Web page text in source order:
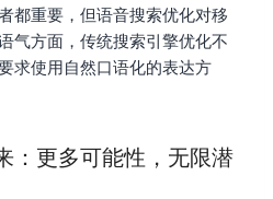
都重要，但语音搜索优化对移
气方面，传统搜索引擎优化不
求使用自然口语化的表达方
：更多可能性，无限潜